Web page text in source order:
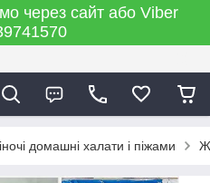
через сайт або Viber
домашні халати і піжами